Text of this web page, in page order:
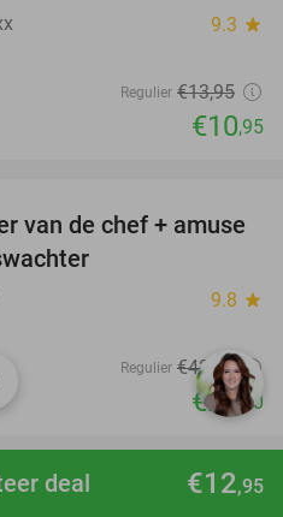
€12,95
deal
9.3 star
Regulier €13,95
€10,95
31%
van de chef + amuse
9.8 star
Regulier €42 ,50
€29,50